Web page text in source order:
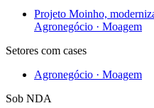
Projeto Moinho,
Agronegócio · Moagem
Setores com cases
Agronegócio · Moagem
Sob NDA